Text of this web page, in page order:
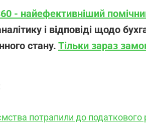
- найефективніший
і відповіді щодо
стану. Тільки зараз
потрапили до